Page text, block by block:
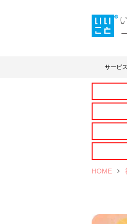
サービ
HOME